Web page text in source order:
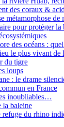
des coraux &
métamorphose de
pour protéger la
des océans :
le plus vivant de
du tigre
loups
: le drame
en France
inoubliables…
la baleine
refuge du rhino